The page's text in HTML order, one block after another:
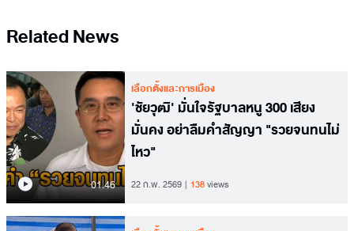
Related News
01.46
เลือกตั้งและการเมือง
'ชัยวุฒิ' มั่นใจรัฐบาลหนู 300 เสียง
มั่นคง อย่าลืมคำสัญญา "รวยจนทนไม่
ไหว"
22 ก.พ. 2569 138views